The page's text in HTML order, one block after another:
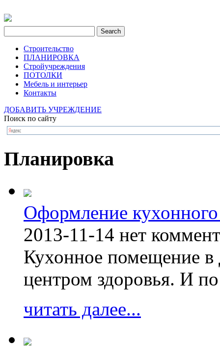
Строительство
ПЛАНИРОВКА
Стройучреждения
ПОТОЛКИ
Мебель и интерьер
Контакты
ДОБАВИТЬ УЧРЕЖДЕНИЕ
Поиск по сайту
Планировка
Оформление
2013-11-14 нет
Кухонное помещение в
центром здоровья. И
читать далее...